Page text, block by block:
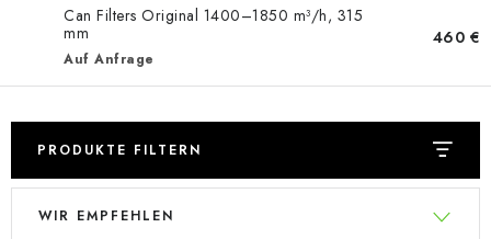
Can Filters Original 1400–1850 m³/h, 315
mm
Auf Anfrage
460 €
PRODUKTE FILTERN
L
P WIR EMPFEHLEN